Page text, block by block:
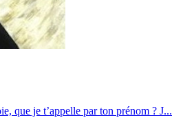
que je t’appelle par ton prénom ? J...